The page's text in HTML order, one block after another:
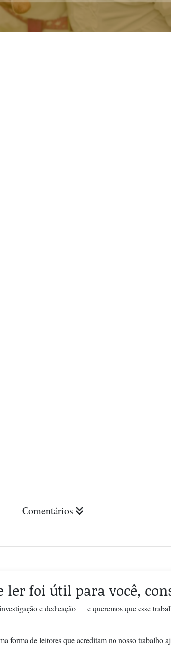
Comentários
ler foi útil para você,
e dedicação — e queremos que esse
forma de leitores que acreditam no nosso trabalho